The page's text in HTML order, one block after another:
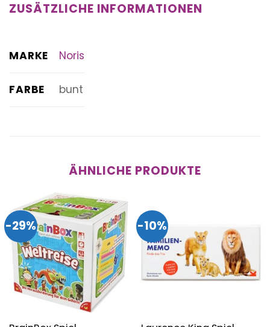
ZUSÄTZLICHE INFORMATIONEN
MARKE Noris
FARBE bunt
ÄHNLICHE PRODUKTE
-29% -10%